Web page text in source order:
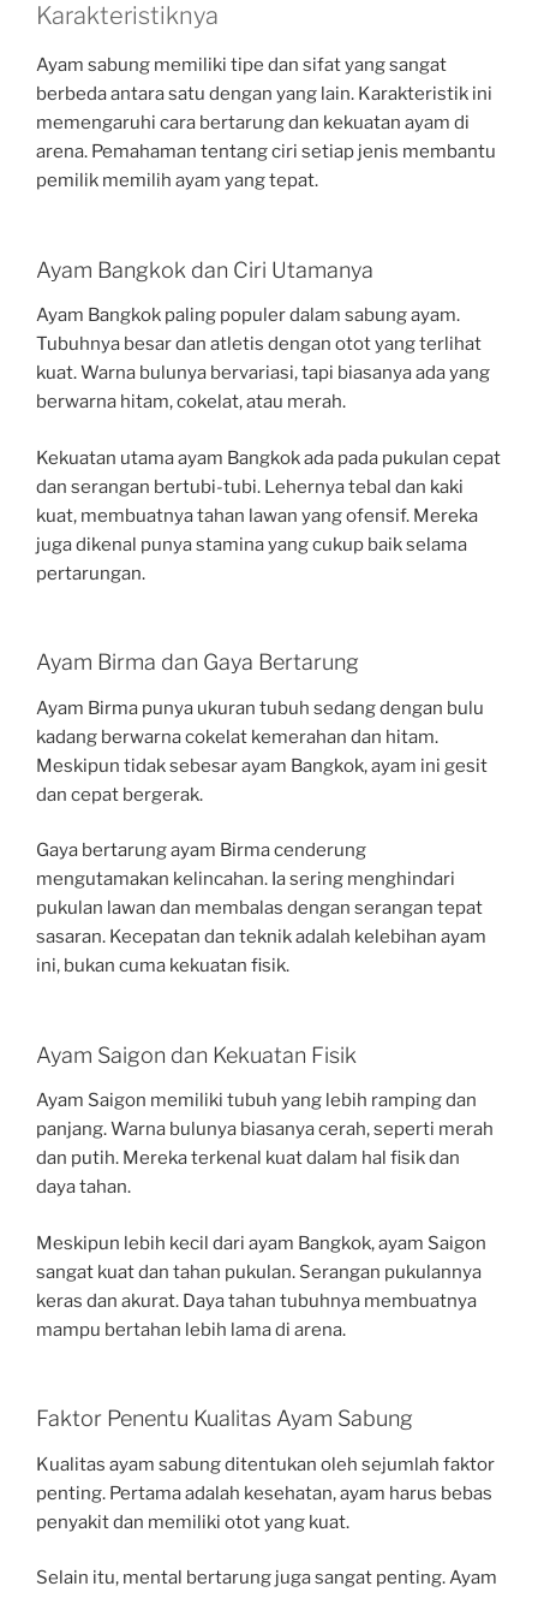
Karakteristiknya
Ayam sabung memiliki tipe dan sifat yang sangat
berbeda antara satu dengan yang lain. Karakteristik ini
memengaruhi cara bertarung dan kekuatan ayam di
arena. Pemahaman tentang ciri setiap jenis membantu
pemilik memilih ayam yang tepat.
Ayam Bangkok dan Ciri Utamanya
Ayam Bangkok paling populer dalam sabung ayam.
Tubuhnya besar dan atletis dengan otot yang terlihat
kuat. Warna bulunya bervariasi, tapi biasanya ada yang
berwarna hitam, cokelat, atau merah.
Kekuatan utama ayam Bangkok ada pada pukulan cepat
dan serangan bertubi-tubi. Lehernya tebal dan kaki
kuat, membuatnya tahan lawan yang ofensif. Mereka
juga dikenal punya stamina yang cukup baik selama
pertarungan.
Ayam Birma dan Gaya Bertarung
Ayam Birma punya ukuran tubuh sedang dengan bulu
kadang berwarna cokelat kemerahan dan hitam.
Meskipun tidak sebesar ayam Bangkok, ayam ini gesit
dan cepat bergerak.
Gaya bertarung ayam Birma cenderung
mengutamakan kelincahan. Ia sering menghindari
pukulan lawan dan membalas dengan serangan tepat
sasaran. Kecepatan dan teknik adalah kelebihan ayam
ini, bukan cuma kekuatan fisik.
Ayam Saigon dan Kekuatan Fisik
Ayam Saigon memiliki tubuh yang lebih ramping dan
panjang. Warna bulunya biasanya cerah, seperti merah
dan putih. Mereka terkenal kuat dalam hal fisik dan
daya tahan.
Meskipun lebih kecil dari ayam Bangkok, ayam Saigon
sangat kuat dan tahan pukulan. Serangan pukulannya
keras dan akurat. Daya tahan tubuhnya membuatnya
mampu bertahan lebih lama di arena.
Faktor Penentu Kualitas Ayam Sabung
Kualitas ayam sabung ditentukan oleh sejumlah faktor
penting. Pertama adalah kesehatan, ayam harus bebas
penyakit dan memiliki otot yang kuat.
Selain itu, mental bertarung juga sangat penting. Ayam